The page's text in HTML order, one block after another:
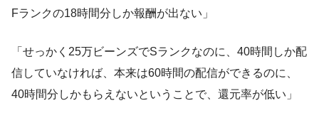
Fランクの18時間分しか報酬が出ない」
「せっかく25万ビーンズでSランクなのに、40時間しか配
信していなければ、本来は60時間の配信ができるのに、
40時間分しかもらえないということで、還元率が低い」